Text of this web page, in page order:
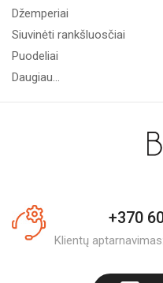
Džemperiai
Siuvinėti rankšluosčiai
Puodeliai
Daugiau...
+370
Klientų